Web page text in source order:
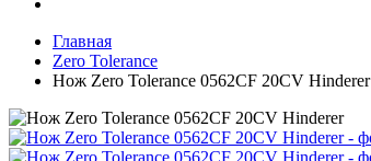
Главная
Zero Tolerance
Нож Zero Tolerance 0562CF 20CV Hinderer